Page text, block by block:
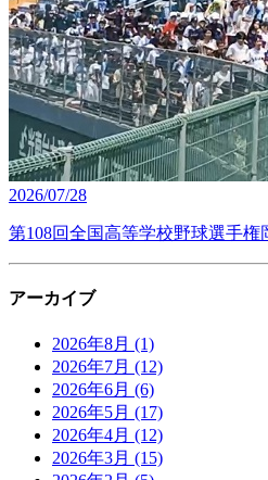
2026/07/28
第108回全国高等学校野球選手
アーカイブ
2026年8月 (1)
2026年7月 (12)
2026年6月 (6)
2026年5月 (17)
2026年4月 (12)
2026年3月 (15)